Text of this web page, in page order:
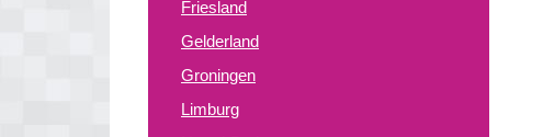
Friesland
Gelderland
Groningen
Limburg